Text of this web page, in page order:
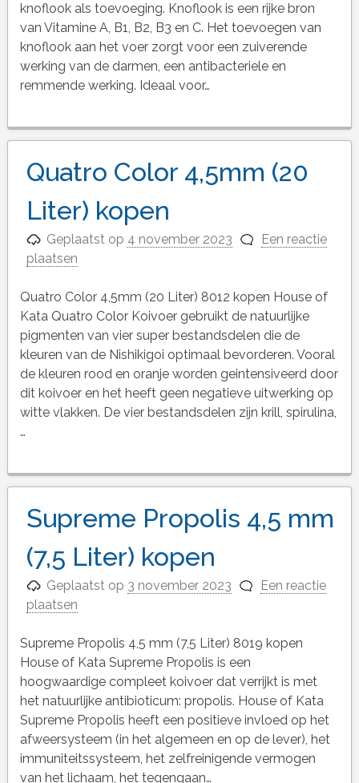
knoflook als toevoeging. Knoflook is een rijke bron
van Vitamine A, B1, B2, B3 en C. Het toevoegen van
knoflook aan het voer zorgt voor een zuiverende
werking van de darmen, een antibacteriele en
remmende werking. Ideaal voor…
Quatro Color 4,5mm (20
Liter) kopen
Geplaatst op 4 november 2023
Een reactie
plaatsen
Quatro Color 4,5mm (20 Liter) 8012 kopen House of
Kata Quatro Color Koivoer gebruikt de natuurlijke
pigmenten van vier super bestandsdelen die de
kleuren van de Nishikigoi optimaal bevorderen. Vooral
de kleuren rood en oranje worden geintensiveerd door
dit koivoer en het heeft geen negatieve uitwerking op
witte vlakken. De vier bestandsdelen zijn krill, spirulina,
…
Supreme Propolis 4,5 mm
(7,5 Liter) kopen
Geplaatst op 3 november 2023
Een reactie
plaatsen
Supreme Propolis 4,5 mm (7,5 Liter) 8019 kopen
House of Kata Supreme Propolis is een
hoogwaardige compleet koivoer dat verrijkt is met
het natuurlijke antibioticum: propolis. House of Kata
Supreme Propolis heeft een positieve invloed op het
afweersysteem (in het algemeen en op de lever), het
immuniteitssysteem, het zelfreinigende vermogen
van het lichaam, het tegengaan…